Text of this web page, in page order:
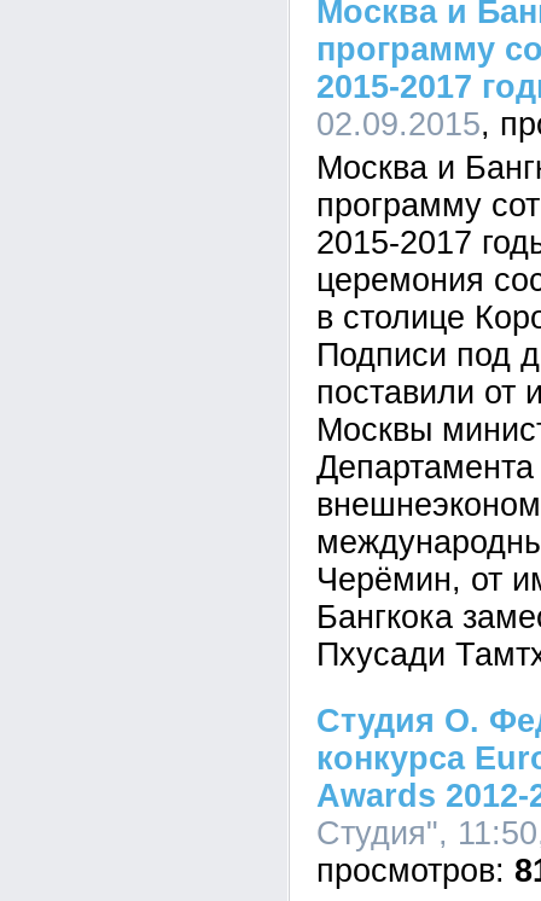
Москва и
программу
2015-2017
02.09.2015
Москва и
программу
2015-2017
церемония
в столице
Подписи под
поставили от
Москвы
Департамента
Черёмин, от
Бангкока
Пхусади
Студия О.
конкурса
Awards 2012-
Студия",